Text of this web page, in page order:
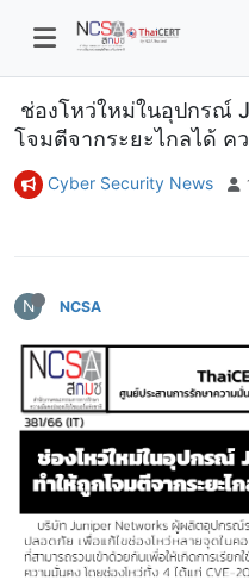
ช่องโหว่ใหม่ในอุปกรณ์
โจมตีจากระยะไกลได้
Cyber Security News
N NCSA